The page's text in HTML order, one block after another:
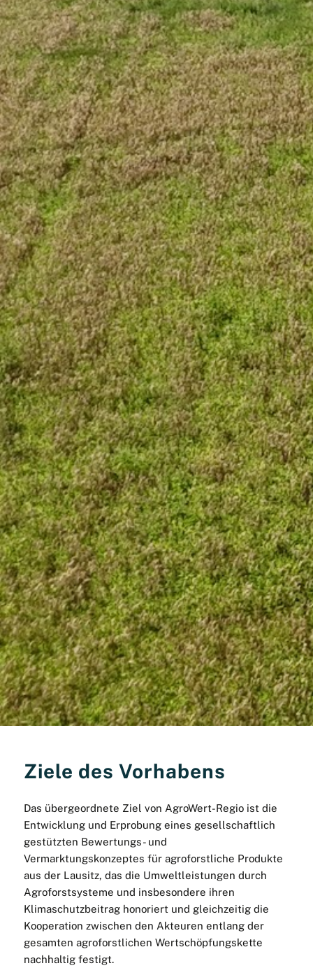
Ziele des Vorhabens
Das übergeordnete Ziel von AgroWert-Regio ist die
Entwicklung und Erprobung eines gesellschaftlich
gestützten Bewertungs- und
Vermarktungskonzeptes für agroforstliche Produkte
aus der Lausitz, das die Umweltleistungen durch
Agroforstsysteme und insbesondere ihren
Klimaschutzbeitrag honoriert und gleichzeitig die
Kooperation zwischen den Akteuren entlang der
gesamten agroforstlichen Wertschöpfungskette
nachhaltig festigt.